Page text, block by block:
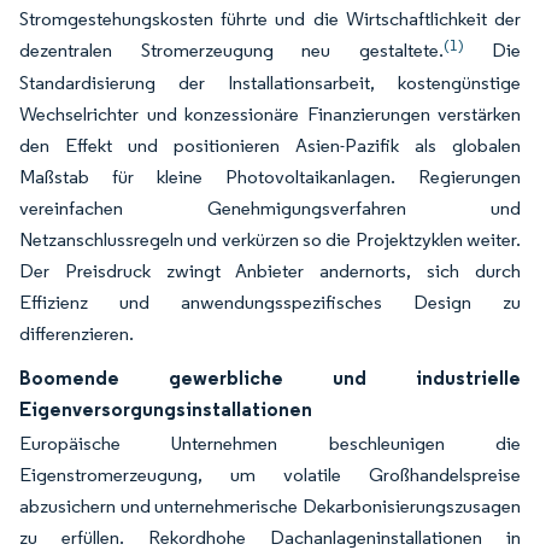
Stromgestehungskosten führte und die Wirtschaftlichkeit der
dezentralen Stromerzeugung neu gestaltete.(1) Die
Standardisierung der Installationsarbeit, kostengünstige
Wechselrichter und konzessionäre Finanzierungen verstärken
den Effekt und positionieren Asien-Pazifik als globalen
Maßstab für kleine Photovoltaikanlagen. Regierungen
vereinfachen Genehmigungsverfahren und
Netzanschlussregeln und verkürzen so die Projektzyklen weiter.
Der Preisdruck zwingt Anbieter andernorts, sich durch
Effizienz und anwendungsspezifisches Design zu
differenzieren.
Boomende gewerbliche und industrielle
Eigenversorgungsinstallationen
Europäische Unternehmen beschleunigen die
Eigenstromerzeugung, um volatile Großhandelspreise
abzusichern und unternehmerische Dekarbonisierungszusagen
zu erfüllen. Rekordhohe Dachanlageninstallationen in